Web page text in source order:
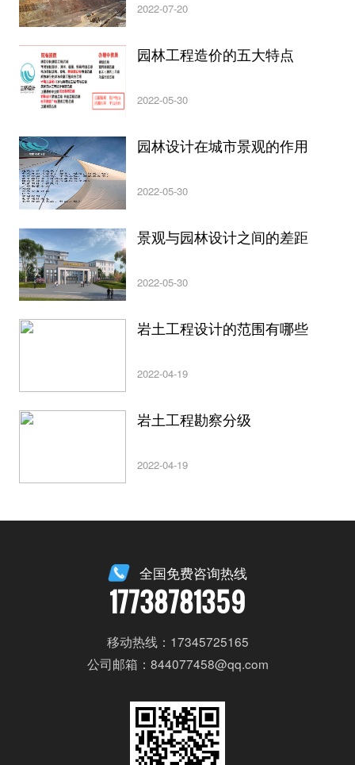
2022-07-20
园林工程造价的五大特点
2022-05-30
园林设计在城市景观的作用
2022-05-30
景观与园林设计之间的差距
2022-05-30
岩土工程设计的范围有哪些
2022-04-19
岩土工程勘察分级
2022-04-19
全国免费咨询热线
17738781359
移动热线：17345725165
公司邮箱：844077458@qq.com